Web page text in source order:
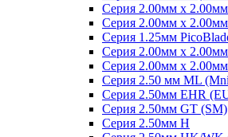
Серия 2.00мм x
Серия 2.00мм x
Серия 1.25мм
Серия 2.00мм х
Серия 2.00мм х
Серия 2.50 мм ML
Серия 2.50мм EHR
Серия 2.50мм GT (SM)
Серия 2.50мм H